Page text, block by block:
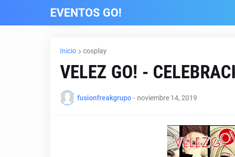
EVENTOS GO!
Inicio cosplay
VELEZ GO! -
fusionfreakgrupo - noviembre 14, 2019